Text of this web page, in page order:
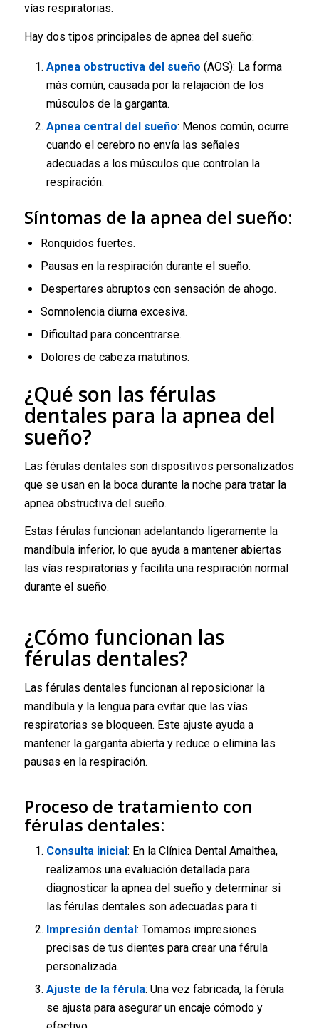
vías respiratorias.
Hay dos tipos principales de apnea del sueño:
Apnea obstructiva del sueño (AOS): La forma
más común, causada por la relajación de los
músculos de la garganta.
Apnea central del sueño: Menos común, ocurre
cuando el cerebro no envía las señales
adecuadas a los músculos que controlan la
respiración.
Síntomas de la apnea del sueño:
Ronquidos fuertes.
Pausas en la respiración durante el sueño.
Despertares abruptos con sensación de ahogo.
Somnolencia diurna excesiva.
Dificultad para concentrarse.
Dolores de cabeza matutinos.
¿Qué son las férulas
dentales para la apnea del
sueño?
Las férulas dentales son dispositivos personalizados
que se usan en la boca durante la noche para tratar la
apnea obstructiva del sueño.
Estas férulas funcionan adelantando ligeramente la
mandíbula inferior, lo que ayuda a mantener abiertas
las vías respiratorias y facilita una respiración normal
durante el sueño.
¿Cómo funcionan las
férulas dentales?
Las férulas dentales funcionan al reposicionar la
mandíbula y la lengua para evitar que las vías
respiratorias se bloqueen. Este ajuste ayuda a
mantener la garganta abierta y reduce o elimina las
pausas en la respiración.
Proceso de tratamiento con
férulas dentales:
Consulta inicial: En la Clínica Dental Amalthea,
realizamos una evaluación detallada para
diagnosticar la apnea del sueño y determinar si
las férulas dentales son adecuadas para ti.
Impresión dental: Tomamos impresiones
precisas de tus dientes para crear una férula
personalizada.
Ajuste de la férula: Una vez fabricada, la férula
se ajusta para asegurar un encaje cómodo y